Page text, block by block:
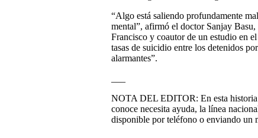
“Algo está saliendo profundamente
mental”, afirmó el doctor Sanjay
Francisco y coautor de un estudio en
tasas de suicidio entre los detenidos
alarmantes”.
NOTA DEL EDITOR: En esta historia
conoce necesita ayuda, la línea
disponible por teléfono o enviando un